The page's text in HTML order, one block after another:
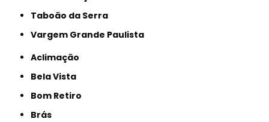
Taboão da Serra
Vargem Grande Paulista
Aclimação
Bela Vista
Bom Retiro
Brás